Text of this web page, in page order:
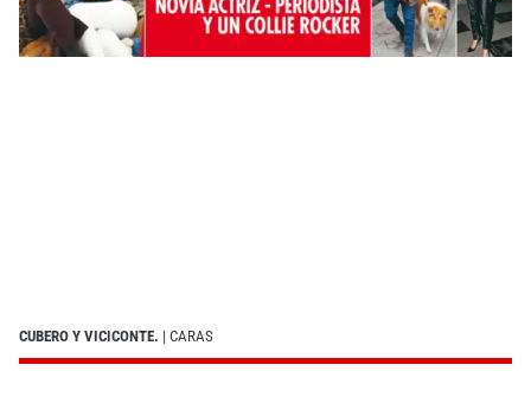
CUBERO Y VICICONTE. | CARAS